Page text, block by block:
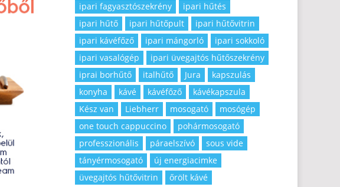
ipari fagyasztószekrény
ipari hűtés
ipari hűtő
ipari hűtőpult
ipari hűtővitrin
ipari kávéfőző
ipari mángorló
ipari sokkoló
ipari vasalógép
ipari üvegajtós hűtőszekrény
iprai borhűtő
italhűtő Jura
kapszulás
konyha
kávé kávéfőző
kávékapszula
Kész van
Liebherr mosogató
mosógép
one touch cappuccino
pohármosogató
professzionális
páraelszívó
sous vide
tányérmosogató
új energiacimke
üvegajtós hűtővitrin
őrölt kávé